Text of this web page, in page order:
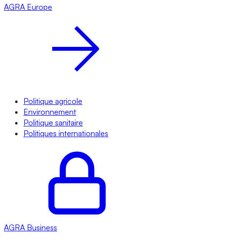
AGRA Europe
Politique agricole
Environnement
Politique sanitaire
Politiques internationales
AGRA Business